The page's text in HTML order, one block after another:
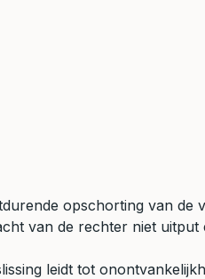
opschorting van de
van de rechter niet
leidt tot